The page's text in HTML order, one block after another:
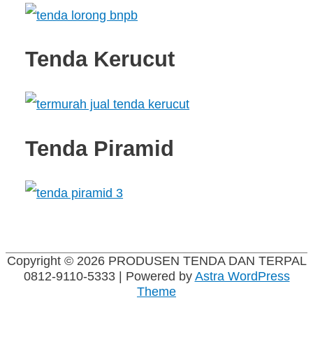
Tenda Kerucut
Tenda Piramid
Copyright © 2026 PRODUSEN TENDA DAN TERPAL
0812-9110-5333| Powered byAstra WordPress
Theme